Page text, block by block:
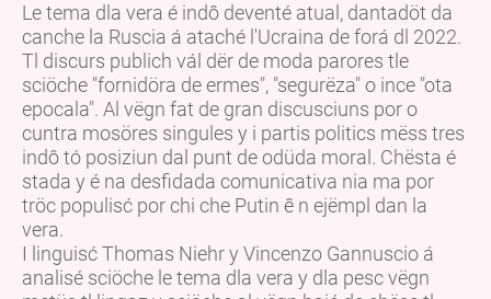
Le tema dla vera é indô deventé atual, dantadöt da
canche la Ruscia á ataché l'Ucraina de forá dl 2022.
Tl discurs publich vál dër de moda parores tle
sciöche "fornidöra de ermes", "segurëza" o ince "ota
epocala". Al vëgn fat de gran discusciuns por o
cuntra mosöres singules y i partis politics mëss tres
indô tó posiziun dal punt de odüda moral. Chësta é
stada y é na desfidada comunicativa nia ma por
tröc populisć por chi che Putin ê n ejëmpl dan la
vera.
I linguisć Thomas Niehr y Vincenzo Gannuscio á
analisé sciöche le tema dla vera y dla pesc vëgn